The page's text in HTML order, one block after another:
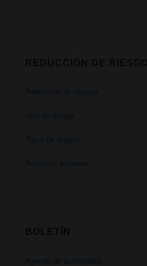
Reducción de riesgos
Uso de drogas
Tipos de drogas
Recursos externos
Agenda de actividades